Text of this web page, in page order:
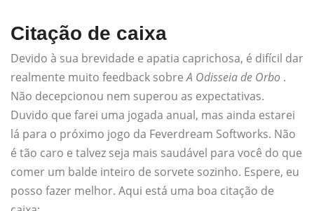
Citação de caixa
Devido à sua brevidade e apatia caprichosa, é difícil dar
realmente muito feedback sobreA Odisseia de Orbo .
Não decepcionou nem superou as expectativas.
Duvido que farei uma jogada anual, mas ainda estarei
lá para o próximo jogo da Feverdream Softworks. Não
é tão caro e talvez seja mais saudável para você do que
comer um balde inteiro de sorvete sozinho. Espere, eu
posso fazer melhor. Aqui está uma boa citação de